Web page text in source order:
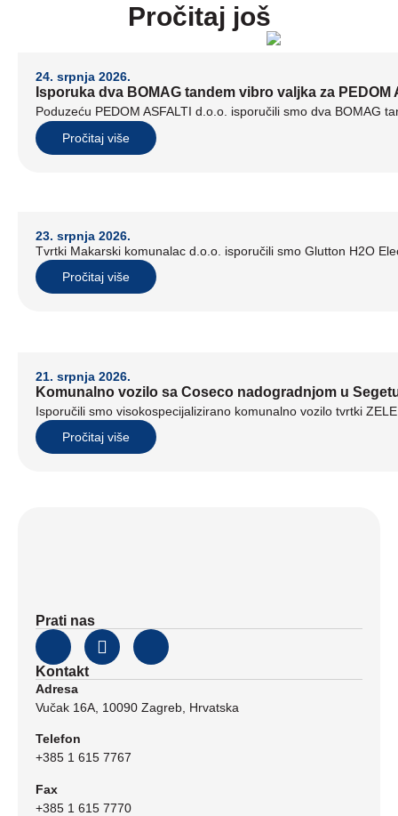
Pročitaj još
24. srpnja 2026.
Isporuka dva BOMAG tandem vibro valjka za PEDOM
Poduzeću PEDOM ASFALTI d.o.o. isporučili smo dva BOMAG
Pročitaj više
23. srpnja 2026.
Tvrtki Makarski komunalac d.o.o. isporučili smo Glutton H2O
Pročitaj više
21. srpnja 2026.
Komunalno vozilo sa Coseco nadogradnjom u
Isporučili smo visokospecijalizirano komunalno vozilo tvrtki
Pročitaj više
Prati nas
Kontakt
Adresa
Vučak 16A, 10090 Zagreb, Hrvatska
Telefon
+385 1 615 7767
Fax
+385 1 615 7770